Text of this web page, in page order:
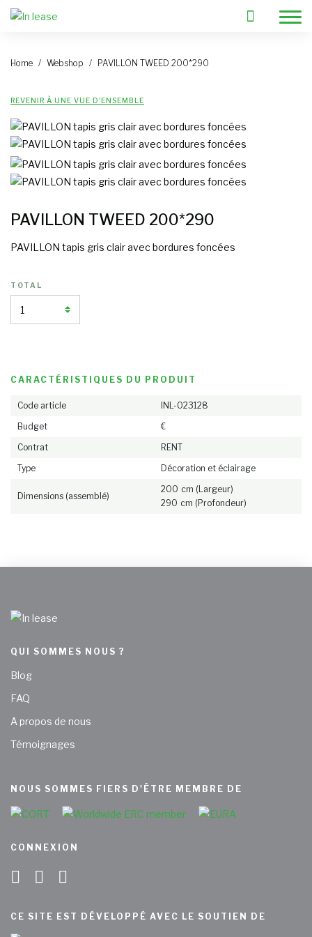
Des projets de location?
location VIP
Contact
FAQ
A propos de nous
Home Webshop PAVILLON TWEED 200*290
REVENIR À UNE VUE D'ENSEMBLE
PAVILLON TWEED 200*290
PAVILLON tapis gris clair avec bordures foncées
TOTAL
CARACTÉRISTIQUES DU PRODUIT
Code article
INL-023128
Budget
€
Contrat
RENT
Type
Décoration et éclairage
Dimensions (assemblé)
200 cm (Largeur)
290 cm (Profondeur)
QUI SOMMES NOUS ?
Blog
FAQ
A propos de nous
Témoignages
NOUS SOMMES FIERS D'ÊTRE MEMBRE DE
CONNEXION
CE SITE EST DÉVELOPPÉ AVEC LE SOUTIEN DE